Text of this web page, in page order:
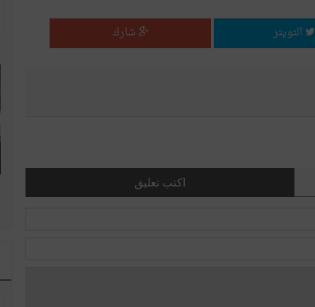
التويتر شارك
اكتب تعليق